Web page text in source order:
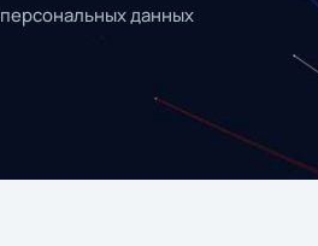
персональных данных